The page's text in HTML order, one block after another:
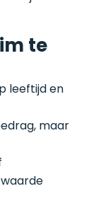
te
leeftijd en
maar